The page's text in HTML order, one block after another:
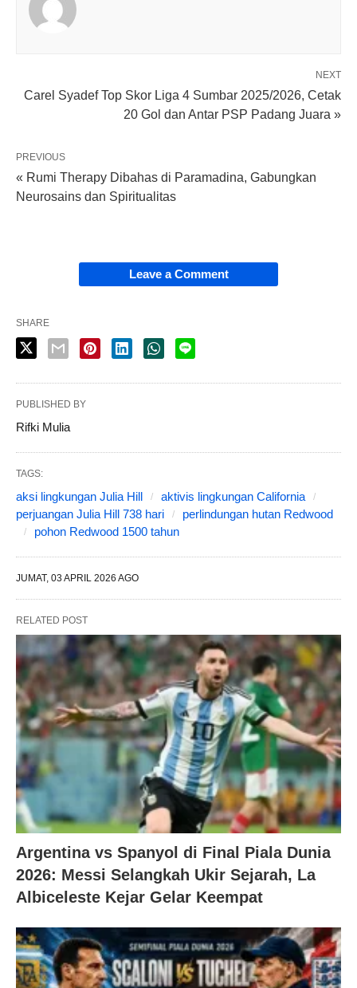
NEXT
Carel Syadef Top Skor Liga 4 Sumbar 2025/2026, Cetak
20 Gol dan Antar PSP Padang Juara »
PREVIOUS
« Rumi Therapy Dibahas di Paramadina, Gabungkan
Neurosains dan Spiritualitas
Leave a Comment
SHARE
PUBLISHED BY
Rifki Mulia
TAGS:
aksi lingkungan Julia Hill
aktivis lingkungan California
perjuangan Julia Hill 738 hari
perlindungan hutan Redwood
pohon Redwood 1500 tahun
JUMAT, 03 APRIL 2026 AGO
RELATED POST
Argentina vs Spanyol di Final Piala Dunia
2026: Messi Selangkah Ukir Sejarah, La
Albiceleste Kejar Gelar Keempat